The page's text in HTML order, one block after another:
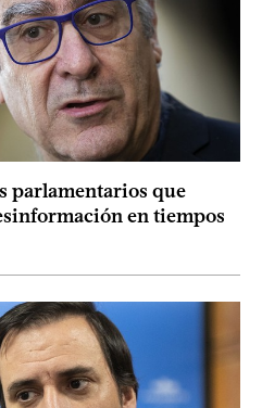
parlamentarios que
en tiempos